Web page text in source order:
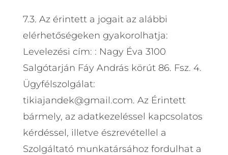
7.3. Az érintett a jogait az alábbi
elérhetőségeken gyakorolhatja:
Levelezési cím: : Nagy Éva 3100
Salgótarján Fáy András körút 86. Fsz. 4.
Ügyfélszolgálat:
tikiajandek@gmail.com. Az Érintett
bármely, az adatkezeléssel kapcsolatos
kérdéssel, illetve észrevétellel a
Szolgáltató munkatársához fordulhat a